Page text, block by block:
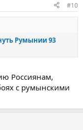
#10
Румынии 93
Россиянам,
с румынскими